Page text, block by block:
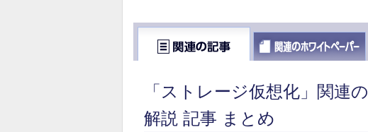
「ストレージ仮想化」関連
解説 記事 まとめ